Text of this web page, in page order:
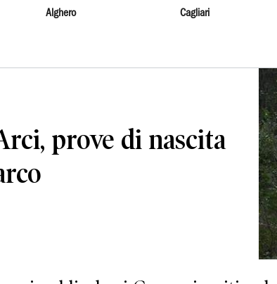
Alghero Cagliari
prove di nascita